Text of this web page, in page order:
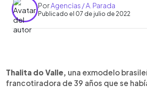
PorAgencias / A. Parada
Publicado el 07 de julio de 2022
► Escuchar artículo
Thalita do Valle, una exmodelo
francotiradora de 39 años que se